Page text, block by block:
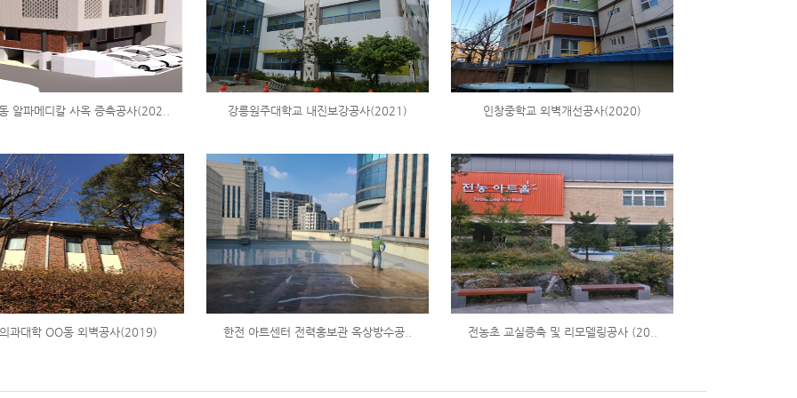
알파메디칼 사옥 증축공사(202.. 강릉원주대학교 내진보강공사(2021) 인창중학교 외벽개선공사(2020)
과대학 OO동 외벽공사(2019) 한전 아트센터 전력홍보관 옥상방수공.. 전농초 교실증축 및 리모델링공사 (20..